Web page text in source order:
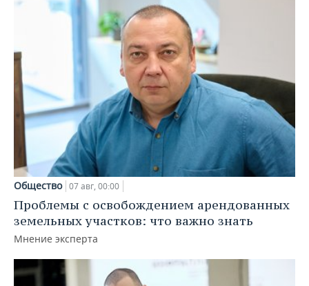
Общество 07 авг, 00:00
Проблемы с освобождением арендованных
земельных участков: что важно знать
Мнение эксперта